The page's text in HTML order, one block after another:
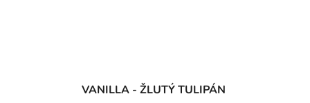
VANILLA - ŽLUTÝ TULIPÁN